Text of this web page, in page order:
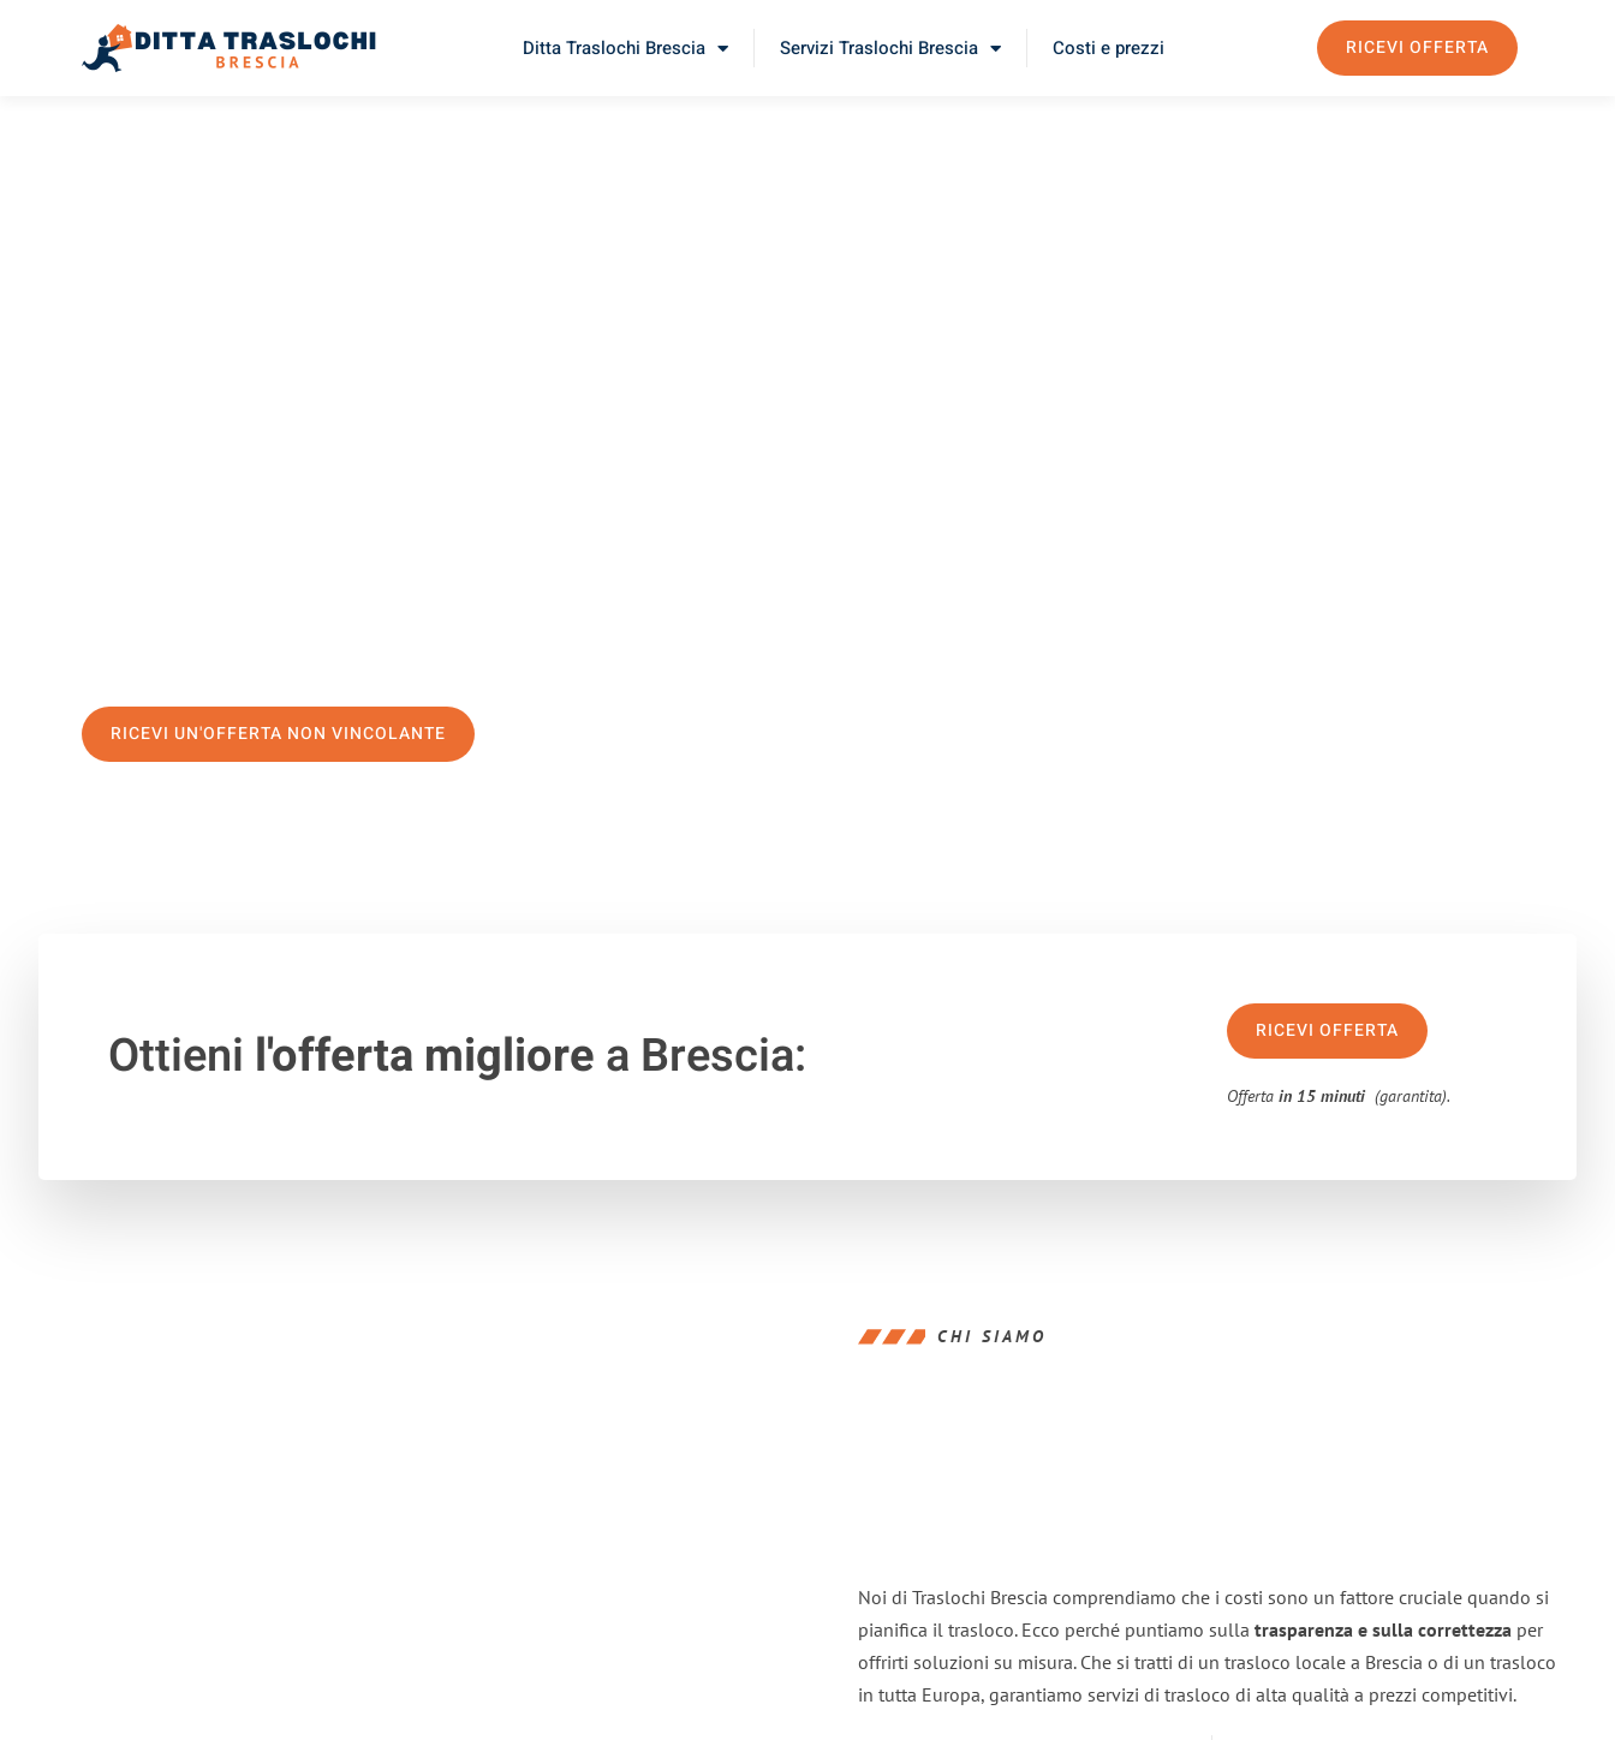
Ditta Traslochi Brescia Servizi Traslochi Brescia Costi e prezzi RICEVI OFFERTA
RICEVI UN'OFFERTA NON VINCOLANTE
Ottieni l'offerta migliorea Brescia: RICEVI OFFERTA
Offertain 15 minuti (garantita).
CHI SIAMO
Noi di Traslochi Brescia comprendiamo che i costi sono un fattore cruciale quando si
pianifica il trasloco. Ecco perché puntiamo sulla trasparenza e sulla correttezza per
offrirti soluzioni su misura. Che si tratti di un trasloco locale a Brescia o di un trasloco
in tutta Europa, garantiamo servizi di trasloco di alta qualità a prezzi competitivi.